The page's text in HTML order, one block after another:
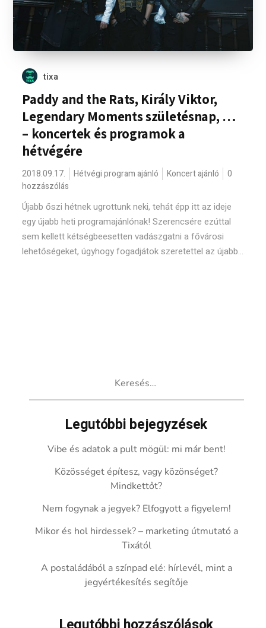
tixa
Paddy and the Rats, Király Viktor,
Legendary Moments születésnap, …
– koncertek és programok a
hétvégére
2018.09.17. Hétvégi program ajánló Koncert ajánló
0
hozzászólás
Újabb őszi hétnek ugrottunk neki, tehát épp itt az ideje
egy újabb heti programajánlónak! Szerencsére ezúttal
sem kellett kétségbeesetten vadászgatni a fővárosi
lehetőségeket, úgyhogy fogadjátok szeretettel az újabb...
Legutóbbi bejegyzések
Vibe és adatok a pult mögül: mi már bent!
Közösséget építesz, vagy közönséget?
Mindkettőt?
Nem fogynak a jegyek? Elfogyott a figyelem!
Mikor és hol hirdessek? – marketing útmutató a
Tixától
A postaládából a színpad elé: hírlevél, mint a
jegyértékesítés segítője